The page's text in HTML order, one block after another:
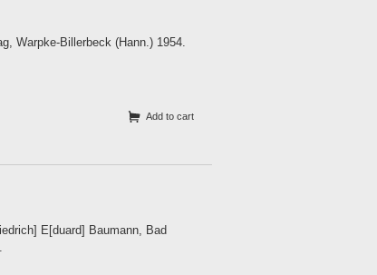
Warpke-Billerbeck (Hann.) 1954.
Add to cart
E[duard] Baumann, Bad